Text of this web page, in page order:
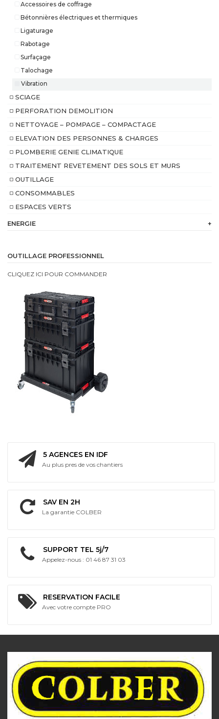
Accessoires de coffrage
Bétonnières électriques et thermiques
Ligaturage
Rabotage
Surfaçage
Talochage
Vibration
SCIAGE
PERFORATION DEMOLITION
NETTOYAGE – POMPAGE – COMPACTAGE
ELEVATION DES PERSONNES & CHARGES
PLOMBERIE GENIE CLIMATIQUE
TRAITEMENT REVETEMENT DES SOLS ET MURS
OUTILLAGE
CONSOMMABLES
ESPACES VERTS
ENERGIE +
intégrée
Energie
OUTILLAGE PROFESSIONNEL
CLIQUEZ ICI POUR COMMANDER
5 AGENCES EN IDF
Au plus pres de vos chantiers
SAV EN 2H
La garantie COLBER
SUPPORT TEL 5j/7
Appelez-nous : 01 46 87 31 03
RESERVATION FACILE
Avec votre compte PRO